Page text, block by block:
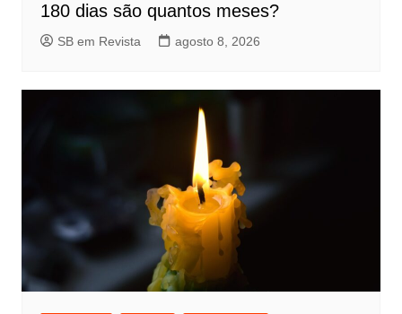
180 dias são quantos meses?
SB em Revista agosto 8, 2026